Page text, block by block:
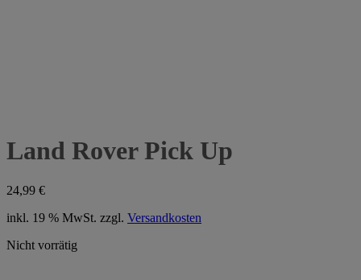
Land Rover Pick Up
24,99 €
inkl. 19 % MwSt. zzgl. Versandkosten
Nicht vorrätig